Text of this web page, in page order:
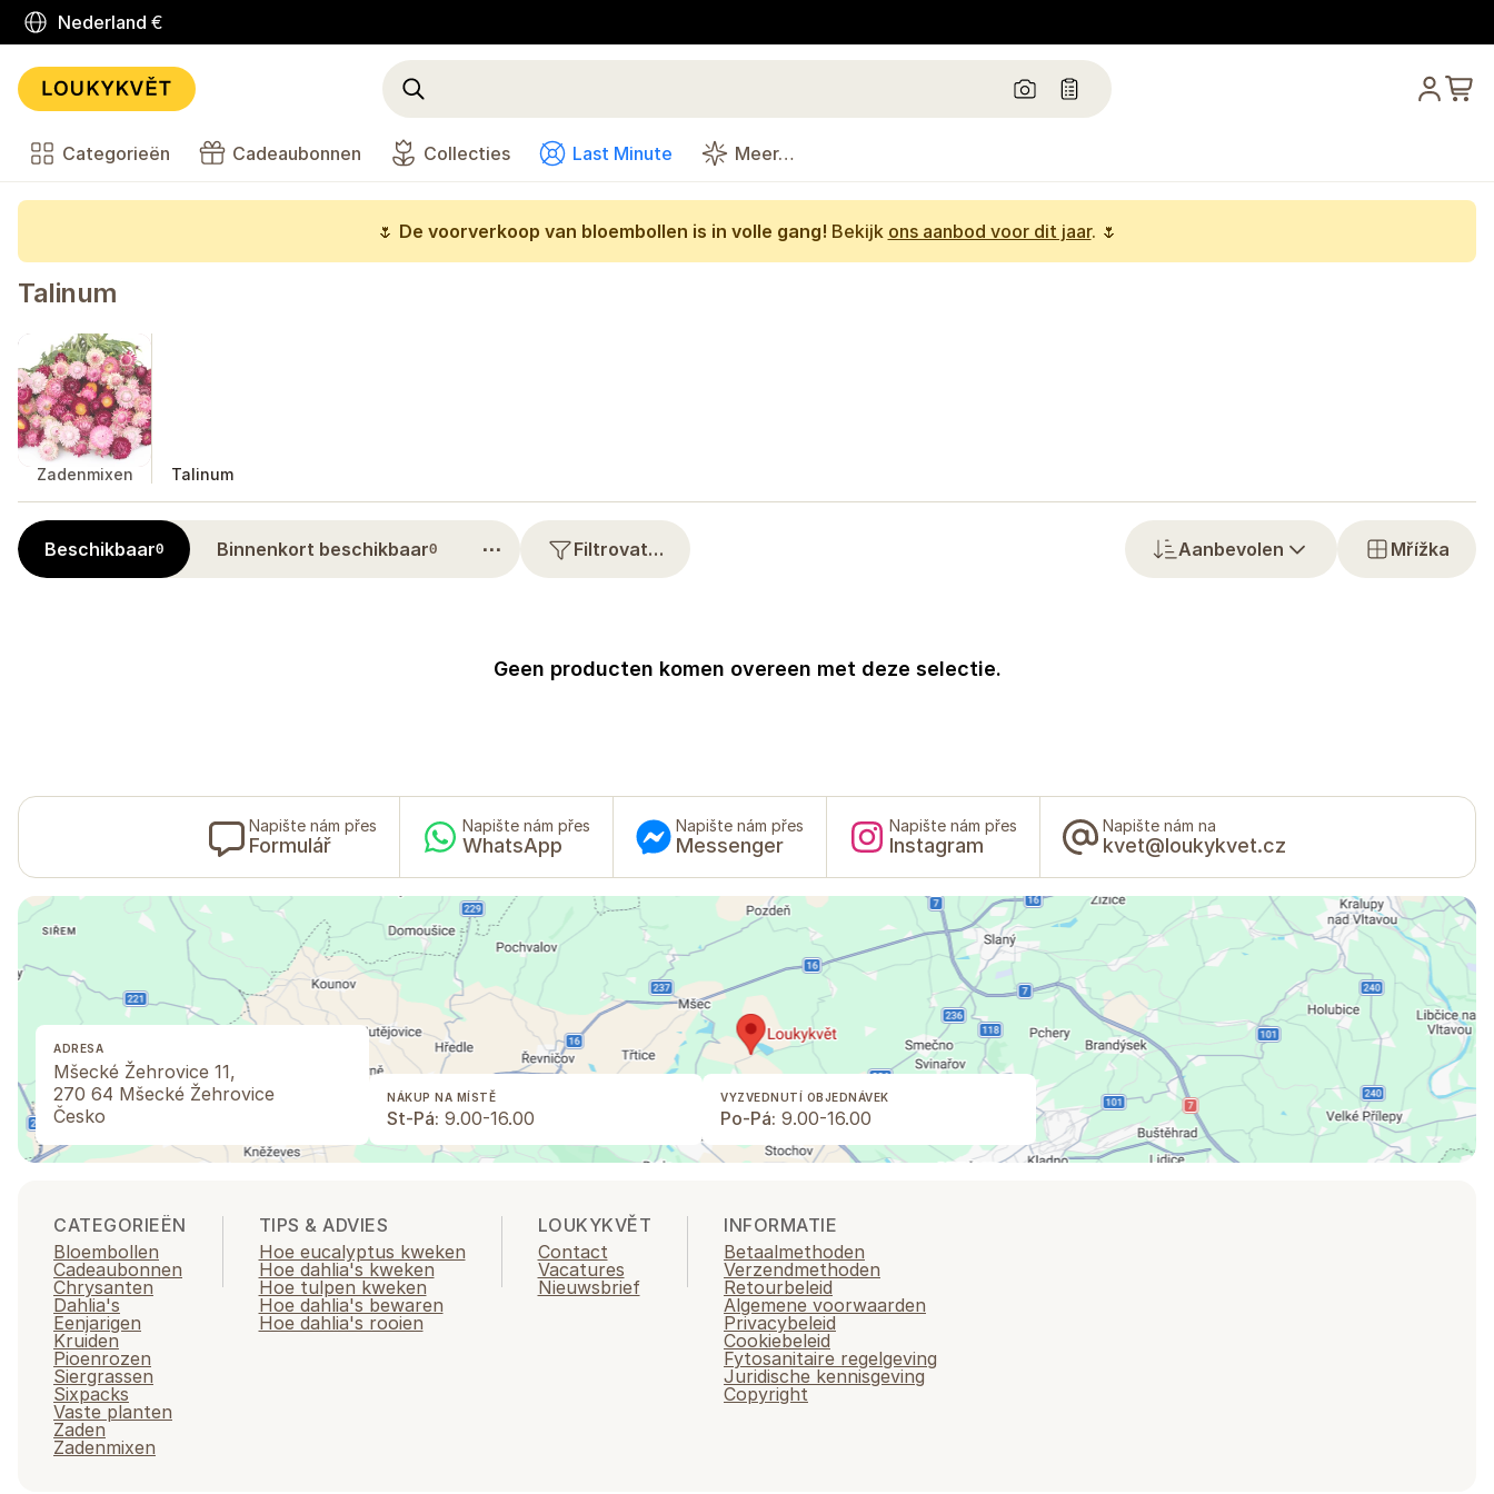
Nederland €
Categorieën Cadeaubonnen Collecties Last Minute Meer…
🌷 De voorverkoop van bloembollen is in volle gang! Bekijk ons aanbod voor dit jaar. 🌷
Talinum
Zadenmixen Talinum
Beschikbaar0 Binnenkort beschikbaar0 ⋯ Filtrovat… Aanbevolen Mřížka
Geen producten komen overeen met deze selectie.
Napište nám přes
Formulář
Napište nám přes
WhatsApp
Napište nám přes
Messenger
Napište nám přes
Instagram
Napište nám na
kvet@loukykvet.cz
ADRESA
Mšecké Žehrovice 11,
270 64 Mšecké Žehrovice
Česko
NÁKUP NA MÍSTĚ
St-Pá: 9.00-16.00
VYZVEDNUTÍ OBJEDNÁVEK
Po-Pá: 9.00-16.00
CATEGORIEËN
Bloembollen
Cadeaubonnen
Chrysanten
Dahlia's
Eenjarigen
Kruiden
Pioenrozen
Siergrassen
Sixpacks
Vaste planten
Zaden
Zadenmixen
TIPS & ADVIES
Hoe eucalyptus kweken
Hoe dahlia's kweken
Hoe tulpen kweken
Hoe dahlia's bewaren
Hoe dahlia's rooien
LOUKYKVĚT
Contact
Vacatures
Nieuwsbrief
INFORMATIE
Betaalmethoden
Verzendmethoden
Retourbeleid
Algemene voorwaarden
Privacybeleid
Cookiebeleid
Fytosanitaire regelgeving
Juridische kennisgeving
Copyright